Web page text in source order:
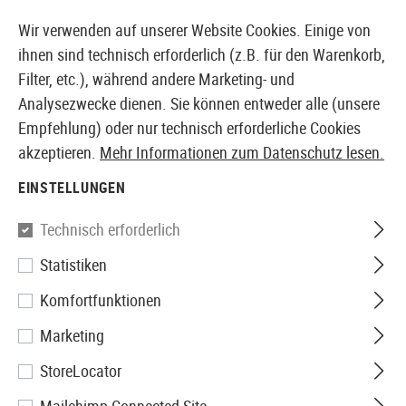
EUROPÄISCHER AIRSOFT SHOP & GROßHÄNDLER
Wir verwenden auf unserer Website Cookies. Einige von
ihnen sind technisch erforderlich (z.B. für den Warenkorb,
Filter, etc.), während andere Marketing- und
Analysezwecke dienen. Sie können entweder alle (unsere
Empfehlung) oder nur technisch erforderliche Cookies
akzeptieren. Mehr Informationen zum Datenschutz lesen.
EINSTELLUNGEN
Technisch erforderlich
Statistiken
Komfortfunktionen
Marketing
StoreLocator